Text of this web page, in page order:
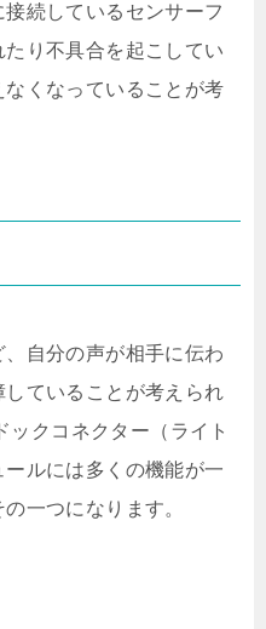
続しているセンサーフ
り不具合を起こしてい
くなっていることが考
自分の声が相手に伝わ
ていることが考えられ
ックコネクター（ライト
ルには多くの機能が一
一つになります。